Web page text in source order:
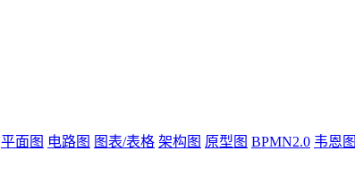
平面图 电路图 图表/表格 架构图 原型图 BPMN2.0 韦恩图